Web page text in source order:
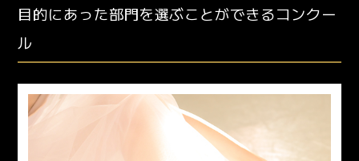
目的にあった部門を選ぶことができるコンクー
ル